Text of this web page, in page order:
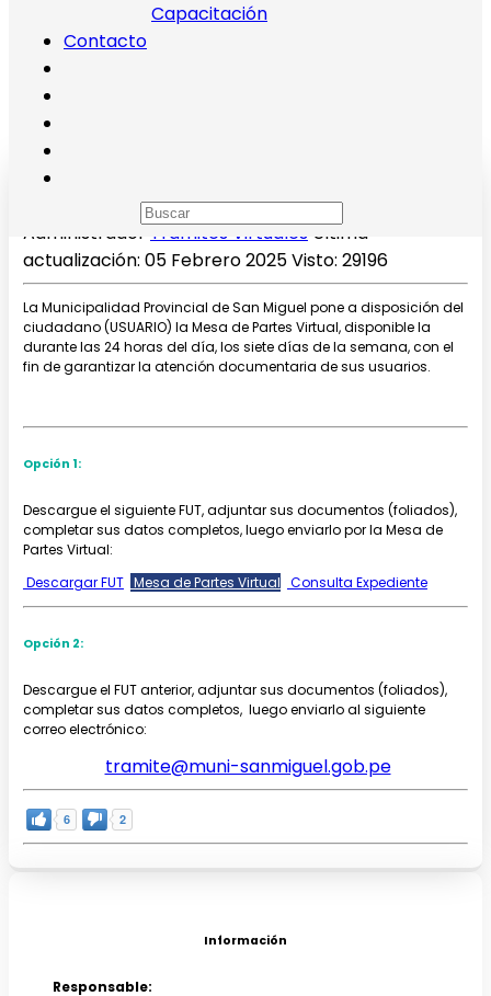
Capacitación
Contacto
Mesa de Partes Virtual
AdministradorTrámites VirtualesÚltima
actualización: 05 Febrero 2025Visto: 29196
La Municipalidad Provincial de San Miguel pone a disposición del
ciudadano (USUARIO) la Mesa de Partes Virtual, disponible la
durante las 24 horas del día, los siete días de la semana, con el
fin de garantizar la atención documentaria de sus usuarios.
Opción 1:
Descargue el siguiente FUT, adjuntar sus documentos (foliados),
completar sus datos completos, luego enviarlo por la Mesa de
Partes Virtual:
DescargarFUT Mesa de Partes Virtual Consulta Expediente
Opción 2:
Descargue el FUT anterior, adjuntar sus documentos (foliados),
completar sus datos completos, luego enviarlo al siguiente
correo electrónico:
tramite@muni-sanmiguel.gob.pe
6 2
Información
Responsable: